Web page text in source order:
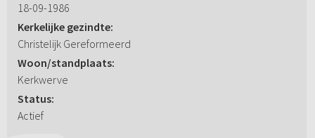
18-09-1986
Kerkelijke gezindte:
Christelijk Gereformeerd
Woon/standplaats:
Kerkwerve
Status:
Actief